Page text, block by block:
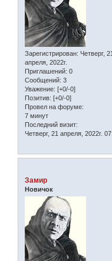
Зарегистрирован: Четверг, 21
апреля, 2022г.
Приглашений: 0
Сообщений: 3
Уважение: [+0/-0]
Позитив: [+0/-0]
Провел на форуме:
7 минут
Последний визит:
Четверг, 21 апреля, 2022г.
Замир
Новичок